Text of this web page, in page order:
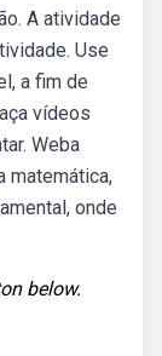
A atividade
Use
a fim de
vídeos
Weba
matemática,
onde
below.